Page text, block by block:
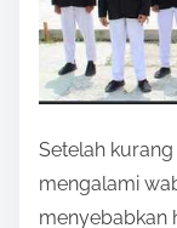
h
s
o
s
Setelah
mengalami
menyebabkan